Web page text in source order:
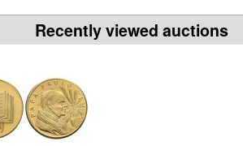
Recently viewed auctions